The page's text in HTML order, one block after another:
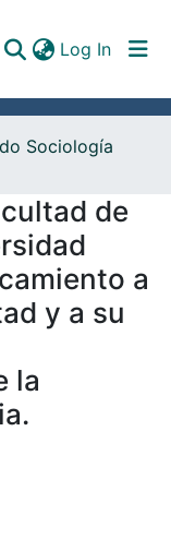
Log In
Sociología
de
a
y a su
la